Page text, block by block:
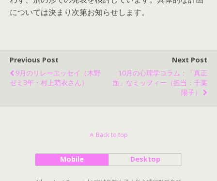
については決まり次第お知らせします。
Previous Post
9月のリレーエッセイ（木野
ゼミ3年・村上萌衣さん）
Next Post
10月の心理学コラム：「真正
面」なミッフィー（担当：千葉
陽子）
Back to top
Mobile Desktop